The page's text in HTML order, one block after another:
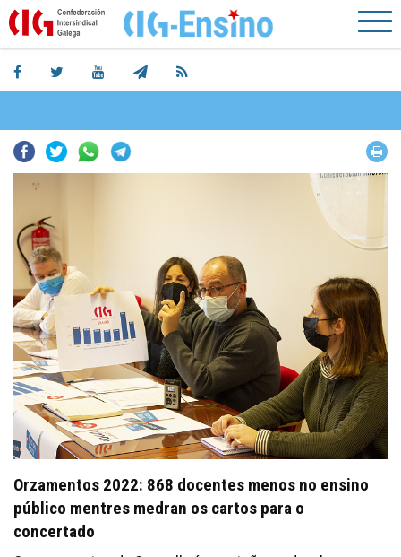
Facebook
TwitterWhatsapp
Orzamentos 2022: 868 docentes menos no ensino
público mentres medran os cartos para o
concertado